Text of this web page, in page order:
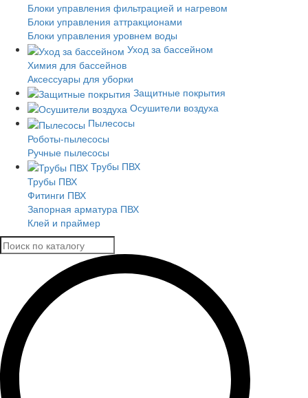
Блоки управления фильтрацией и нагревом
Блоки управления аттракционами
Блоки управления уровнем воды
Уход за бассейном
Химия для бассейнов
Аксессуары для уборки
Защитные покрытия
Осушители воздуха
Пылесосы
Роботы-пылесосы
Ручные пылесосы
Трубы ПВХ
Трубы ПВХ
Фитинги ПВХ
Запорная арматура ПВХ
Клей и праймер